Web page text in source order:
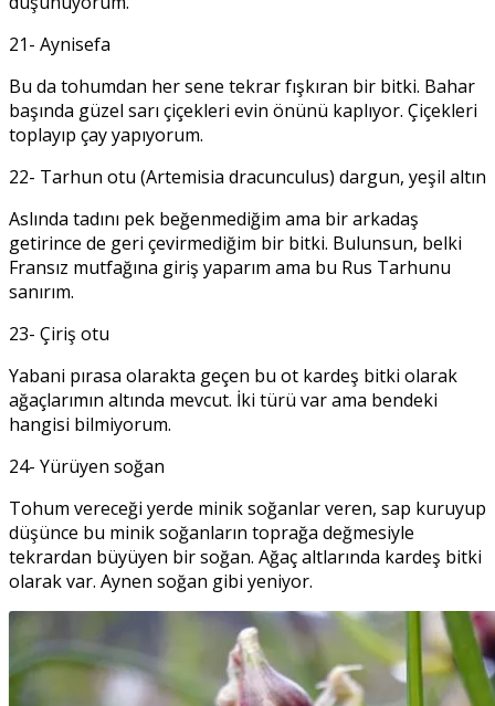
21- Aynisefa
Bu da tohumdan her sene tekrar fışkıran bir bitki. Bahar
başında güzel sarı çiçekleri evin önünü kaplıyor. Çiçekleri
toplayıp çay yapıyorum.
22- Tarhun otu (Artemisia dracunculus) dargun, yeşil altın
Aslında tadını pek beğenmediğim ama bir arkadaş
getirince de geri çevirmediğim bir bitki. Bulunsun, belki
Fransız mutfağına giriş yaparım ama bu Rus Tarhunu
sanırım.
23- Çiriş otu
Yabani pırasa olarakta geçen bu ot kardeş bitki olarak
ağaçlarımın altında mevcut. İki türü var ama bendeki
hangisi bilmiyorum.
24- Yürüyen soğan
Tohum vereceği yerde minik soğanlar veren, sap kuruyup
düşünce bu minik soğanların toprağa değmesiyle
tekrardan büyüyen bir soğan. Ağaç altlarında kardeş bitki
olarak var. Aynen soğan gibi yeniyor.